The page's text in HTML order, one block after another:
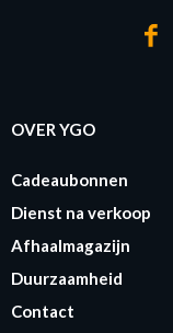
OVER YGO
Cadeaubonnen
Dienst na verkoop
Afhaalmagazijn
Duurzaamheid
Contact